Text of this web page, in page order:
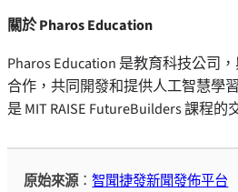
關於 Pharos Education
Pharos Education 是教育科技公司
合作，共同開發和提供人工智慧學
是 MIT RAISE FutureBuilders 課程的
原始來源：智聞捷發新聞發佈平台